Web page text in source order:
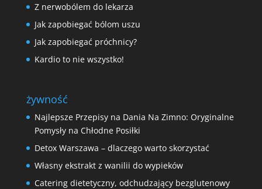
Z nerwobólem do lekarza
Jak zapobiegać bólom uszu
Jak zapobiegać próchnicy?
Kardio to nie wszystko!
żywność
Najlepsze Przepisy na Dania Na Zimno: Oryginalne
Pomysły na Chłodne Posiłki
Detox Warszawa – dlaczego warto skorzystać
Własny ekstrakt z wanilii do wypieków
Catering dietetyczny, odchudzający bezglutenowy